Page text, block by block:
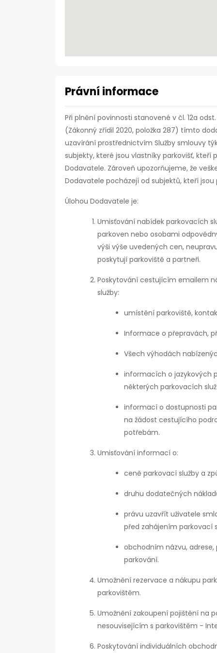
Právní informace
Při plnění povinnosti stanovené v čl. 12a
(Zákonný zřídil 2020, položka 287) tímto
uzavírání prostřednictvím Služby smlouvy
subjekty, které jsou vlastníky parkovišť,
Dodavatele. Zároveň upozorňujeme, že
Dodavatele pocházejí od subjektů, kteří jsou
Úlohou Dodavatele je:
Umisťování nabídek parkovacích
parkoven nebo osobami
výši výše uvedených cen,
poskytují parkoviště a partneři.
Poskytování cestujícím emailem
služby:
umístění parkoviště,
Informace o přepravách,
Všech výhodách
informacích o jazykových
některých parkovacích
informací o dostupnosti
na žádost cestujícího
potřebám.
Umisťování informací o:
ceně parkovací služby a
druhu dodatečných
právu uzavřít uživatele
před zahájením parkovací
obchodním názvu,
parkování.
Umožnění rezervace a nákupu
parkovištěm.
Umožnění zakoupení pojištění na
nesouvisejícím s parkovištěm -
Poskytování individuálních